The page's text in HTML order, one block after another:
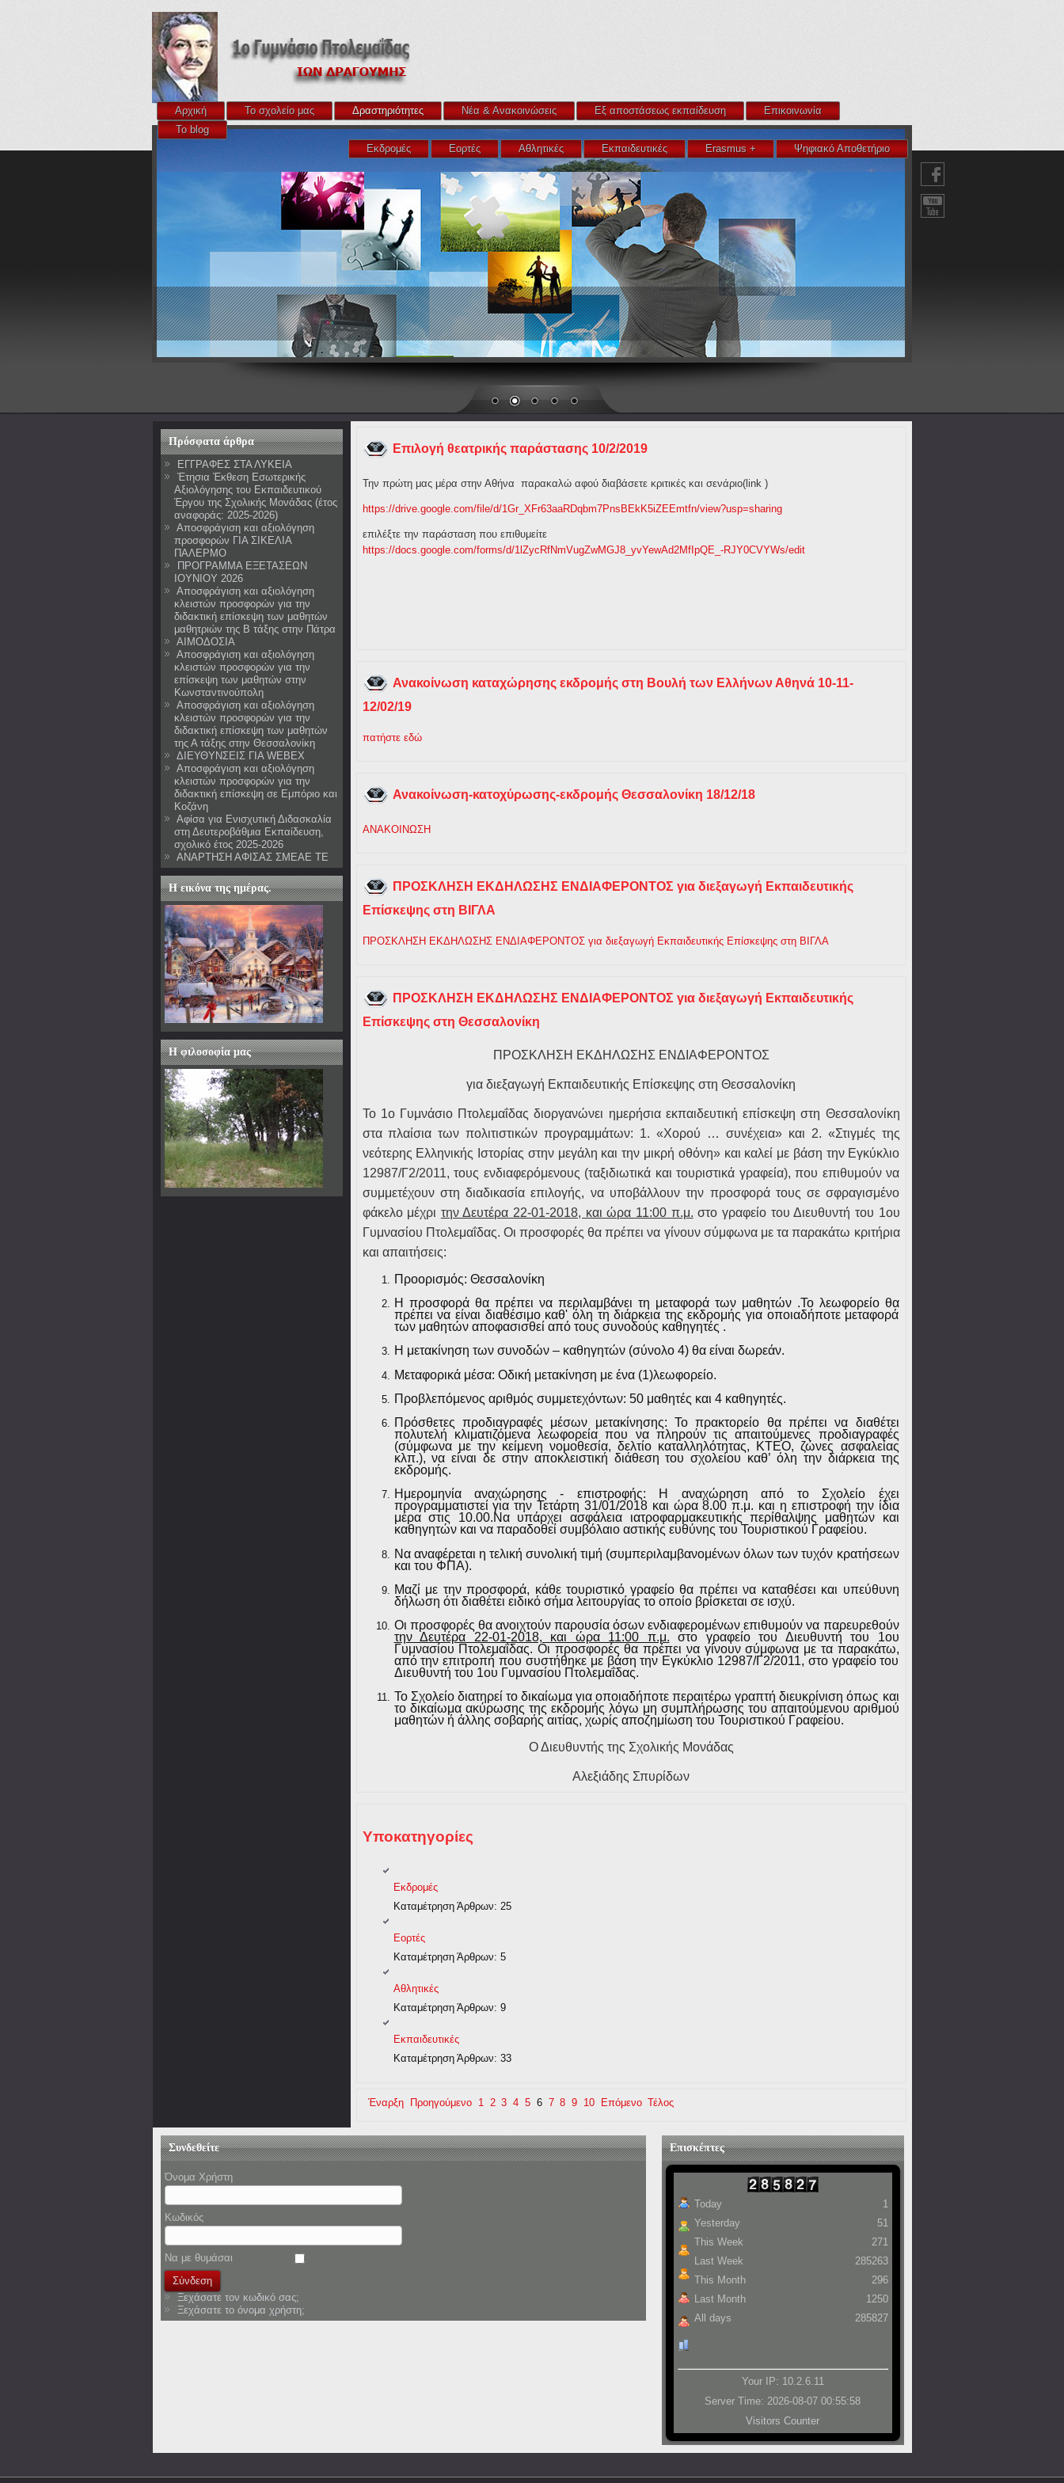
Αρχική Το σχολείο μας Δραστηριότητες Νέα & Ανακοινώσεις Εξ αποστάσεως εκπαίδευση
Επικοινωνία
Το blog
Εκδρομές
Εορτές Αθλητικές Εκπαιδευτικές Erasmus + Ψηφιακό Αποθετήριο
Πρόσφατα άρθρα
ΕΓΓΡΑΦΕΣ ΣΤΑ ΛΥΚΕΙΑ
Έτησια Έκθεση Εσωτερικής
Αξιολόγησης του Εκπαιδευτικού
Έργου της Σχολικής Μονάδας (έτος
αναφοράς: 2025-2026)
Αποσφράγιση και αξιολόγηση
προσφορών ΓΙΑ ΣΙΚΕΛΙΑ
ΠΑΛΕΡΜΟ
ΠΡΟΓΡΑΜΜΑ ΕΞΕΤΑΣΕΩΝ
ΙΟΥΝΙΟΥ 2026
Αποσφράγιση και αξιολόγηση
κλειστών προσφορών για την
διδακτική επίσκεψη των μαθητών
μαθητριών της Β τάξης στην Πάτρα
ΑΙΜΟΔΟΣΙΑ
Αποσφράγιση και αξιολόγηση
κλειστών προσφορών για την
επίσκεψη των μαθητών στην
Κωνσταντινούπολη
Αποσφράγιση και αξιολόγηση
κλειστών προσφορών για την
διδακτική επίσκεψη των μαθητών
της Α τάξης στην Θεσσαλονίκη
ΔΙΕΥΘΥΝΣΕΙΣ ΓΙΑ WEBEX
Αποσφράγιση και αξιολόγηση
κλειστών προσφορών για την
διδακτική επίσκεψη σε Εμπόριο και
Κοζάνη
Αφίσα για Ενισχυτική Διδασκαλία
στη Δευτεροβάθμια Εκπαίδευση,
σχολικό έτος 2025-2026
ΑΝΑΡΤΗΣΗ ΑΦΙΣΑΣ ΣΜΕΑΕ ΤΕ
Η εικόνα της ημέρας.
Η φιλοσοφία μας
Επιλογή θεατρικής παράστασης 10/2/2019
Την πρώτη μας μέρα στην Αθήνα παρακαλώ αφού διαβάσετε κριτικές και σενάριο(link )
https://drive.google.com/file/d/1Gr_XFr63aaRDqbm7PnsBEkK5iZEEmtfn/view?usp=sharing
επιλέξτε την παράσταση που επιθυμείτε
https://docs.google.com/forms/d/1lZycRfNmVugZwMGJ8_yvYewAd2MfIpQE_-RJY0CVYWs/edit
Ανακοίνωση καταχώρησης εκδρομής στη Βουλή των Ελλήνων Αθηνά 10-11-
12/02/19
πατήστε εδώ
Ανακοίνωση-κατοχύρωσης-εκδρομής Θεσσαλονίκη 18/12/18
ΑΝΑΚΟΙΝΩΣΗ
ΠΡΟΣΚΛΗΣΗ ΕΚΔΗΛΩΣΗΣ ΕΝΔΙΑΦΕΡΟΝΤΟΣ για διεξαγωγή Εκπαιδευτικής
Επίσκεψης στη ΒΙΓΛΑ
ΠΡΟΣΚΛΗΣΗ ΕΚΔΗΛΩΣΗΣ ΕΝΔΙΑΦΕΡΟΝΤΟΣ για διεξαγωγή Εκπαιδευτικής Επίσκεψης στη ΒΙΓΛΑ
ΠΡΟΣΚΛΗΣΗ ΕΚΔΗΛΩΣΗΣ ΕΝΔΙΑΦΕΡΟΝΤΟΣ για διεξαγωγή Εκπαιδευτικής
Επίσκεψης στη Θεσσαλονίκη
ΠΡΟΣΚΛΗΣΗ ΕΚΔΗΛΩΣΗΣ ΕΝΔΙΑΦΕΡΟΝΤΟΣ
για διεξαγωγή Εκπαιδευτικής Επίσκεψης στη Θεσσαλονίκη
Το 1ο Γυμνάσιο Πτολεμαΐδας διοργανώνει ημερήσια εκπαιδευτική επίσκεψη στη Θεσσαλονίκη
στα πλαίσια των πολιτιστικών προγραμμάτων: 1. «Χορού … συνέχεια» και 2. «Στιγμές της
νεότερης Ελληνικής Ιστορίας στην μεγάλη και την μικρή οθόνη» και καλεί με βάση την Εγκύκλιο
12987/Γ2/2011, τους ενδιαφερόμενους (ταξιδιωτικά και τουριστικά γραφεία), που επιθυμούν να
συμμετέχουν στη διαδικασία επιλογής, να υποβάλλουν την προσφορά τους σε σφραγισμένο
φάκελο μέχρι την Δευτέρα 22-01-2018, και ώρα 11:00 π.μ. στο γραφείο του Διευθυντή του 1ου
Γυμνασίου Πτολεμαΐδας. Οι προσφορές θα πρέπει να γίνουν σύμφωνα με τα παρακάτω κριτήρια
και απαιτήσεις:
Προορισμός: Θεσσαλονίκη
Η προσφορά θα πρέπει να περιλαμβάνει τη μεταφορά των μαθητών .Το λεωφορείο θα
πρέπει να είναι διαθέσιμο καθ' όλη τη διάρκεια της εκδρομής για οποιαδήποτε μεταφορά
των μαθητών αποφασισθεί από τους συνοδούς καθηγητές .
Η μετακίνηση των συνοδών – καθηγητών (σύνολο 4) θα είναι δωρεάν.
Μεταφορικά μέσα: Οδική μετακίνηση με ένα (1)λεωφορείο.
Προβλεπόμενος αριθμός συμμετεχόντων: 50 μαθητές και 4 καθηγητές.
Πρόσθετες προδιαγραφές μέσων μετακίνησης: Το πρακτορείο θα πρέπει να διαθέτει
πολυτελή κλιματιζόμενα λεωφορεία που να πληρούν τις απαιτούμενες προδιαγραφές
(σύμφωνα με την κείμενη νομοθεσία, δελτίο καταλληλότητας, ΚΤΕΟ, ζώνες ασφαλείας
κλπ.), να είναι δε στην αποκλειστική διάθεση του σχολείου καθ’ όλη την διάρκεια της
εκδρομής.
Ημερομηνία αναχώρησης - επιστροφής: Η αναχώρηση από το Σχολείο έχει
προγραμματιστεί για τηνΤετάρτη 31/01/2018 και ώρα 8.00 π.μ. και η επιστροφή την ίδια
μέρα στις 10.00.Να υπάρχει ασφάλεια ιατροφαρμακευτικής περίθαλψης μαθητών και
καθηγητών και να παραδοθεί συμβόλαιο αστικής ευθύνης του Τουριστικού Γραφείου.
Να αναφέρεται η τελική συνολική τιμή (συμπεριλαμβανομένων όλων των τυχόν κρατήσεων
και του ΦΠΑ).
Μαζί με την προσφορά, κάθε τουριστικό γραφείο θα πρέπει να καταθέσει και υπεύθυνη
δήλωση ότι διαθέτει ειδικό σήμα λειτουργίας το οποίο βρίσκεται σε ισχύ.
Οι προσφορές θα ανοιχτούν παρουσία όσων ενδιαφερομένων επιθυμούν να παρευρεθούν
την Δευτέρα 22-01-2018, και ώρα 11:00 π.μ. στο γραφείο του Διευθυντή του 1ου
Γυμνασίου Πτολεμαΐδας. Οι προσφορές θα πρέπει να γίνουν σύμφωνα με τα παρακάτω,
από την επιτροπή που συστήθηκε με βάση την Εγκύκλιο 12987/Γ2/2011, στο γραφείο του
Διευθυντή του 1ου Γυμνασίου Πτολεμαΐδας.
Το Σχολείο διατηρεί το δικαίωμα για οποιαδήποτε περαιτέρω γραπτή διευκρίνιση όπως και
το δικαίωμα ακύρωσης της εκδρομής λόγω μη συμπλήρωσης του απαιτούμενου αριθμού
μαθητών ή άλλης σοβαρής αιτίας, χωρίς αποζημίωση του Τουριστικού Γραφείου.
Ο Διευθυντής της Σχολικής Μονάδας
Αλεξιάδης Σπυρίδων
Υποκατηγορίες
Εκδρομές
Καταμέτρηση Άρθρων: 25
Εορτές
Καταμέτρηση Άρθρων: 5
Αθλητικές
Καταμέτρηση Άρθρων: 9
Εκπαιδευτικές
Καταμέτρηση Άρθρων: 33
Έναρξη Προηγούμενο 1 2 3 4 5 6 7 8 9 10 Επόμενο Τέλος
Συνδεθείτε
Όνομα Χρήστη
Κωδικός
Να με θυμάσαι
Ξεχάσατε τον κωδικό σας;
Ξεχάσατε το όνομα χρήστη;
Επισκέπτες
Today
Yesterday
This Week
Last Week
This Month
Last Month
All days
1
51
271
285263
296
1250
285827
Your IP: 10.2.6.11
Server Time: 2026-08-07 00:55:58
Visitors Counter